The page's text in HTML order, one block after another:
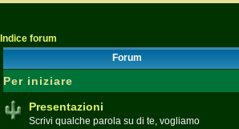
Indice forum
Forum
Per iniziare
Presentazioni
Scrivi qualche parola su di te, vogliamo